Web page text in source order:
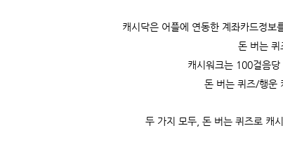
캐시닥은 어플에 연동한 계좌카드정
돈 버는 퀴
캐시워크는 100걸음
돈 버는 퀴즈/행운
두 가지 모두, 돈 버는 퀴즈로 캐